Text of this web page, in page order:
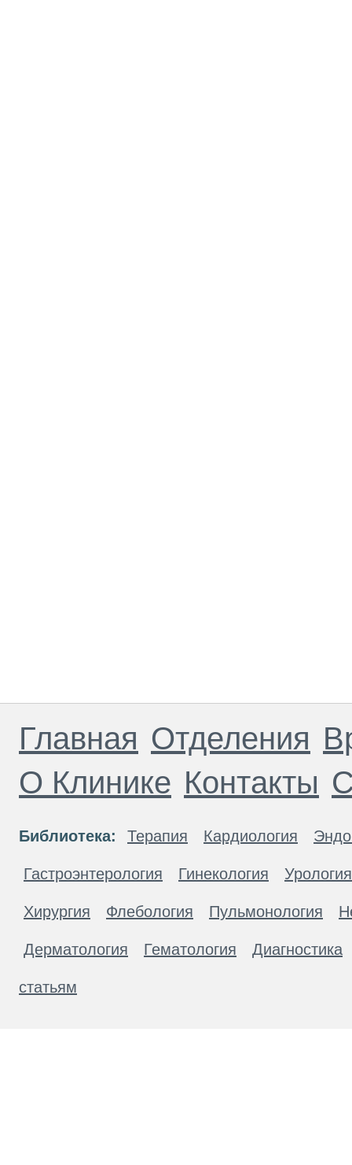
Главная Отделения
О Клинике Контакты
Библиотека: Терапия Кардиология
Гастроэнтерология Гинекология Урология
Хирургия Флебология Пульмонология
Дерматология Гематология Диагностика
статьям